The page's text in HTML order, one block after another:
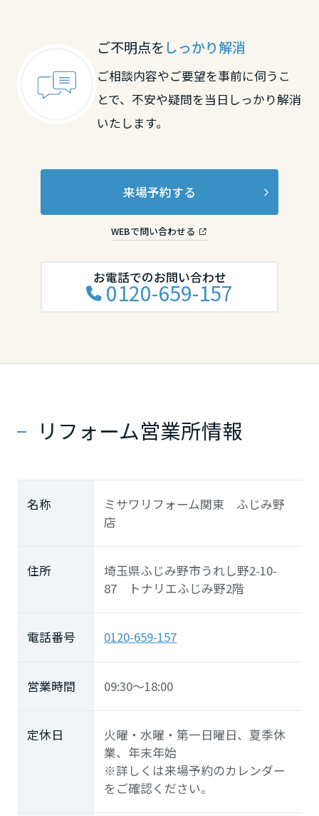
ご不明点を しっかり解消
ご相談内容やご要望を事前に伺うこ
とで、不安や疑問を当日しっかり解消
いたします。
来場予約する
WEBで問い合わせる
お電話でのお問い合わせ
0120-659-157
リフォーム営業所情報
名称
ミサワリフォーム関東 ふじみ野
店
住所
埼玉県ふじみ野市うれし野2-10-
87 トナリエふじみ野2階
電話番号 0120-659-157
営業時間 09:30～18:00
定休日
火曜・水曜・第一日曜日、夏季休
業、年末年始
※詳しくは来場予約のカレンダー
をご確認ください。
愛媛県
九州エリア
福岡県
大分県